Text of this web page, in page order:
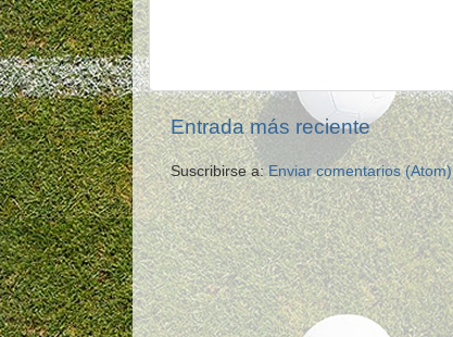
Entrada más reciente
Suscribirse a:Enviar comentarios (Atom)